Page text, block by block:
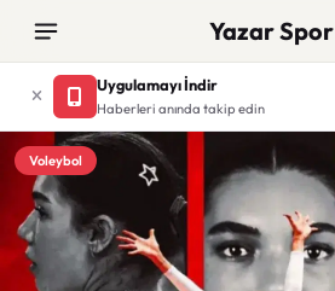
Yazar Spor
Uygulamayı İndir
Haberleri anında takip edin
Voleybol